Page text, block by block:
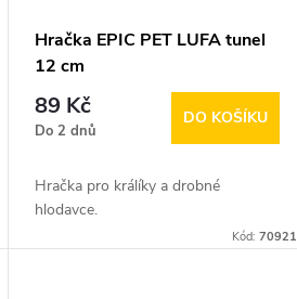
Hračka EPIC PET LUFA tunel
12 cm
89 Kč
Do 2 dnů
DO KOŠÍKU
Hračka pro králíky a drobné
hlodavce.
Kód: 70921